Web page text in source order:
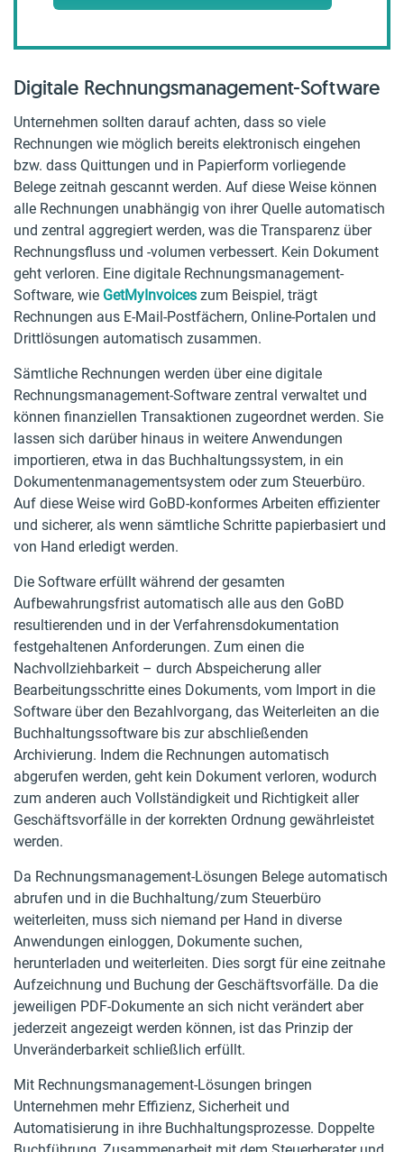
Digitale Rechnungsmanagement-Software
Unternehmen sollten darauf achten, dass so viele
Rechnungen wie möglich bereits elektronisch eingehen
bzw. dass Quittungen und in Papierform vorliegende
Belege zeitnah gescannt werden. Auf diese Weise können
alle Rechnungen unabhängig von ihrer Quelle automatisch
und zentral aggregiert werden, was die Transparenz über
Rechnungsfluss und -volumen verbessert. Kein Dokument
geht verloren. Eine digitale Rechnungsmanagement-
Software, wie GetMyInvoices zum Beispiel, trägt
Rechnungen aus E-Mail-Postfächern, Online-Portalen und
Drittlösungen automatisch zusammen.
Sämtliche Rechnungen werden über eine digitale
Rechnungsmanagement-Software zentral verwaltet und
können finanziellen Transaktionen zugeordnet werden. Sie
lassen sich darüber hinaus in weitere Anwendungen
importieren, etwa in das Buchhaltungssystem, in ein
Dokumentenmanagementsystem oder zum Steuerbüro.
Auf diese Weise wird GoBD-konformes Arbeiten effizienter
und sicherer, als wenn sämtliche Schritte papierbasiert und
von Hand erledigt werden.
Die Software erfüllt während der gesamten
Aufbewahrungsfrist automatisch alle aus den GoBD
resultierenden und in der Verfahrensdokumentation
festgehaltenen Anforderungen. Zum einen die
Nachvollziehbarkeit – durch Abspeicherung aller
Bearbeitungsschritte eines Dokuments, vom Import in die
Software über den Bezahlvorgang, das Weiterleiten an die
Buchhaltungssoftware bis zur abschließenden
Archivierung. Indem die Rechnungen automatisch
abgerufen werden, geht kein Dokument verloren, wodurch
zum anderen auch Vollständigkeit und Richtigkeit aller
Geschäftsvorfälle in der korrekten Ordnung gewährleistet
werden.
Da Rechnungsmanagement-Lösungen Belege automatisch
abrufen und in die Buchhaltung/zum Steuerbüro
weiterleiten, muss sich niemand per Hand in diverse
Anwendungen einloggen, Dokumente suchen,
herunterladen und weiterleiten. Dies sorgt für eine zeitnahe
Aufzeichnung und Buchung der Geschäftsvorfälle. Da die
jeweiligen PDF-Dokumente an sich nicht verändert aber
jederzeit angezeigt werden können, ist das Prinzip der
Unveränderbarkeit schließlich erfüllt.
Mit Rechnungsmanagement-Lösungen bringen
Unternehmen mehr Effizienz, Sicherheit und
Automatisierung in ihre Buchhaltungsprozesse. Doppelte